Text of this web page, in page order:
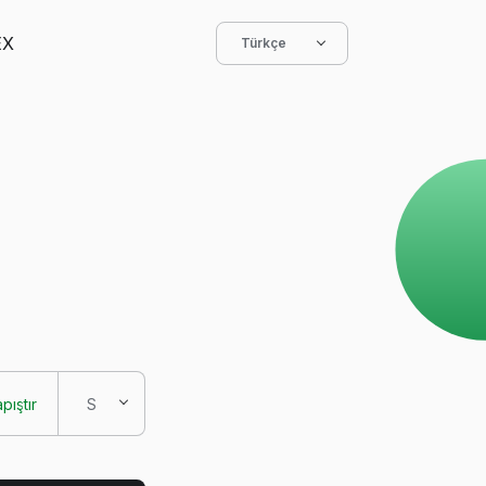
Türkçe
S